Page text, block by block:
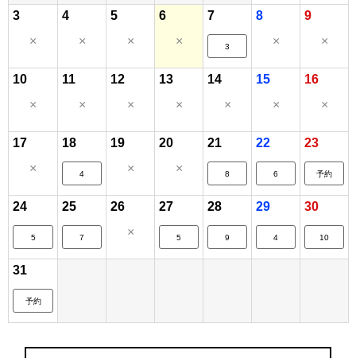
3
×
4
×
5
×
6
×
7
3
8
×
9
×
10
×
11
×
12
×
13
×
14
×
15
×
16
×
17
×
18
4
19
×
20
×
21
8
22
6
23
予約
24
5
25
7
26
×
27
5
28
9
29
4
30
10
31
予約